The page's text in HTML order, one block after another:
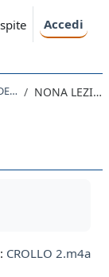
Accedi
LA REPUBBLICA DEI PARTITI NONA LEZIONE 2
CROLLO 2.m4a